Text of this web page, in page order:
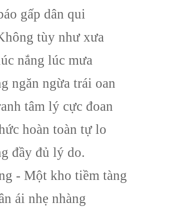
gấp dân qui
tùy như xưa
nắng lúc mưa
ngăn ngừa trái oan
tâm lý cực đoan
hoàn toàn tự lo
đầy đủ lý do.
- Một kho tiềm tàng
ái nhẹ nhàng